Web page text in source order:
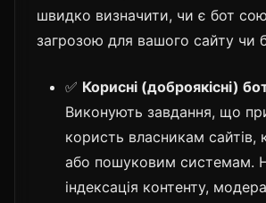
швидко визначити, чи є бот
загрозою для вашого сайту чи
✅ Корисні (доброякісні)
Виконують завдання, що
користь власникам сайтів,
або пошуковим системам.
індексація контенту,